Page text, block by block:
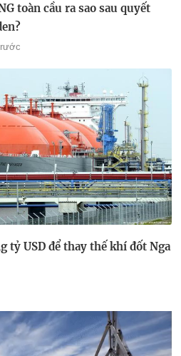
toàn cầu ra sao sau quyết
tỷ USD để thay thế khí đốt Nga